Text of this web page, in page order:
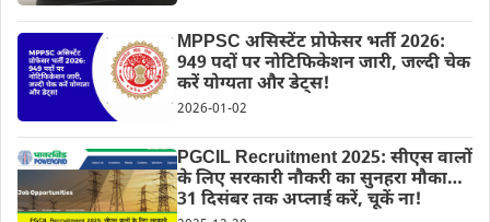
MPPSC असिस्टेंट प्रोफेसर भर्ती 2026:
949 पदों पर नोटिफिकेशन जारी, जल्दी चेक
करें योग्यता और डेट्स!
2026-01-02
PGCIL Recruitment 2025: सीएस वालों
के लिए सरकारी नौकरी का सुनहरा मौका…
31 दिसंबर तक अप्लाई करें, चूकें ना!